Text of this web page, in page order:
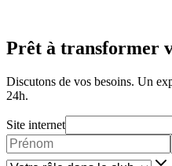
Prêt à transformer
Discutons de vos besoins. Un
24h.
Site internet